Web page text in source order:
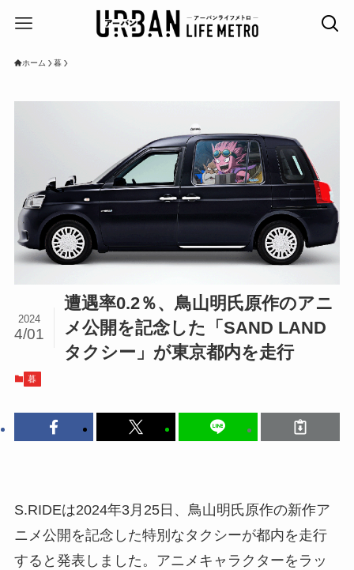
ホーム 暮
遭遇率0.2％、鳥山明氏原作のアニ
メ公開を記念した「SAND LAND
タクシー」が東京都内を走行
2024
4/01
暮
S.RIDEは2024年3月25日、鳥山明氏原作の新作ア
ニメ公開を記念した特別なタクシーが都内を走行
すると発表しました。アニメキャラクターをラッ